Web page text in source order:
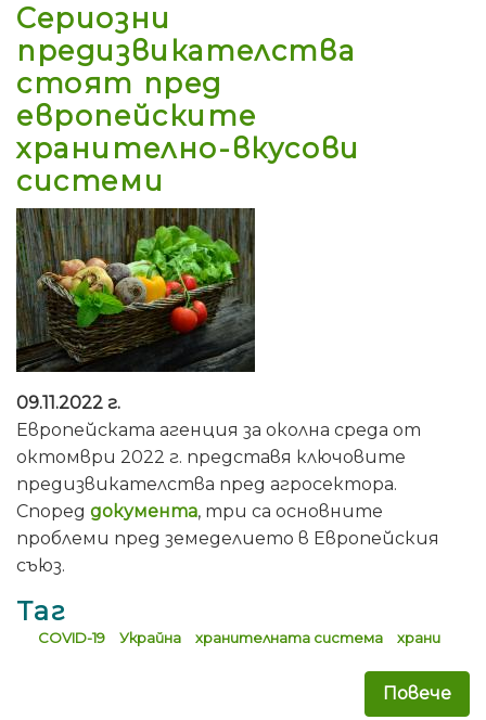
Сериозни
предизвикателства
стоят пред
европейските
хранително-вкусови
системи
09.11.2022 г.
Европейската агенция за околна среда от
октомври 2022 г. представя ключовите
предизвикателства пред агросектора.
Според документа, три са основните
проблеми пред земеделието в Европейския
съюз.
Таг
COVID-19 Украйна хранителната система храни
Повече